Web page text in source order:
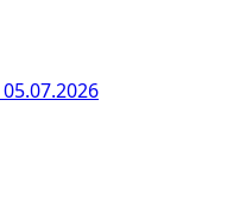
05.07.2026